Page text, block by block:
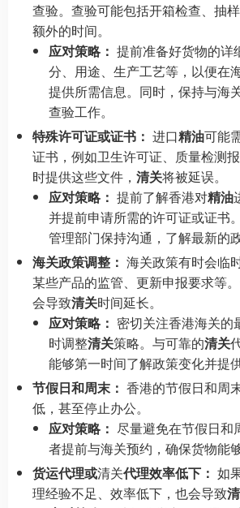
查验。查验可能包括开箱检查、抽
额外的时间。
应对策略： 提前准备好货物的详
分、用途、生产工艺等，以便在
提供所需信息。同时，保持与海
查验工作。
特殊许可证或证书： 进口精油可能
证书，例如卫生许可证、质量检测
时提供这些文件， 清关将被延误。
应对策略： 提前了解香港对精油
并提前申请所需的许可证或证书
管理部门保持沟通，了解最新的
海关政策调整： 海关政策有时会临
某些产品的监管、更新申报要求等
会导致清关时间延长。
应对策略： 密切关注香港海关的
时调整清关策略。与可靠的清关
能够第一时间了解政策变化并提
节假日和周末： 香港的节假日和周
低，甚至停止办公。
应对策略： 尽量避免在节假日和
者提前与海关预约，确保货物能
货运代理或清关代理效率低下： 如
理经验不足、效率低下，也会导致